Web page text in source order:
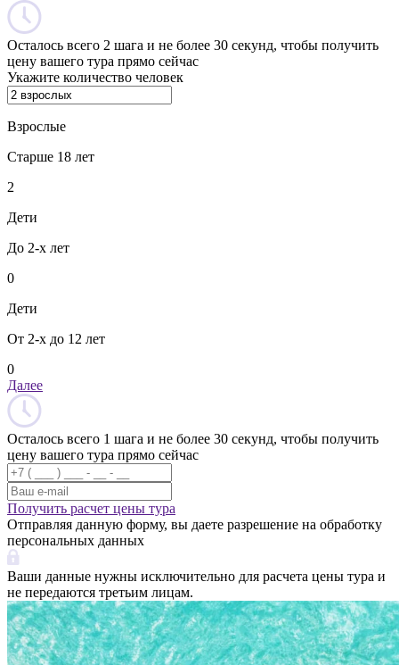
Осталось всего 2 шага и не более 30 секунд, чтобы получить
цену вашего тура прямо сейчас
Укажите количество человек
Взрослые
Старше 18 лет
2
Дети
До 2-х лет
0
Дети
От 2-х до 12 лет
0
Далее
Осталось всего 1 шага и не более 30 секунд, чтобы получить
цену вашего тура прямо сейчас
Получить расчет цены тура
Отправляя данную форму, вы даете разрешение на обработку
персональных данных
Ваши данные нужны исключительно для расчета цены тура и
не передаются третьим лицам.